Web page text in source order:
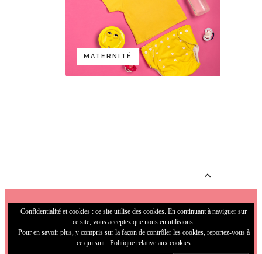
MATERNITÉ
© 2009-2026 MamaFunky. All Rights
Confidentialité et cookies : ce site utilise des cookies. En continuant à naviguer sur
ce site, vous acceptez que nous en utilisions.
Pour en savoir plus, y compris sur la façon de contrôler les cookies, reportez-vous à
ce qui suit : Politique relative aux cookies